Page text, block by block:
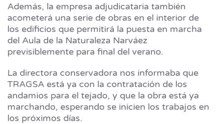
Además, la empresa adjudicataria también
acometerá una serie de obras en el interior de
los edificios que permitirá la puesta en marcha
del Aula de la Naturaleza Narváez
previsiblemente para final del verano.
La directora conservadora nos informaba que
TRAGSA está ya con la contratación de los
andamios para el tejado, y que la obra está ya
marchando, esperando se inicien los trabajos en
los próximos días.